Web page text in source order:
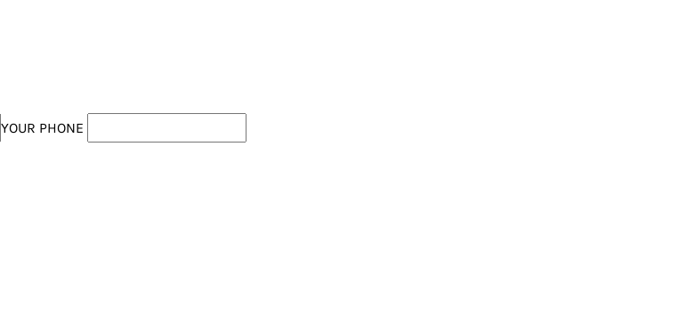
YOUR PHONE